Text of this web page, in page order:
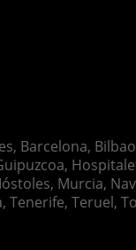
Barcelona,
Murcia,
Teruel,